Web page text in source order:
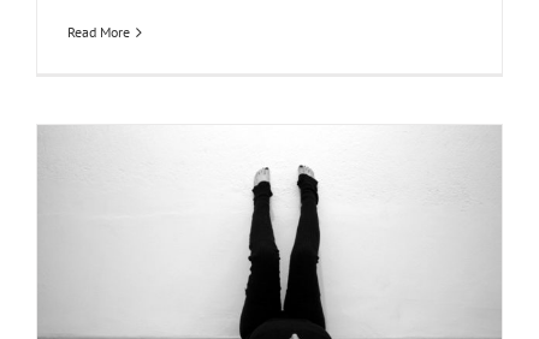
Read More